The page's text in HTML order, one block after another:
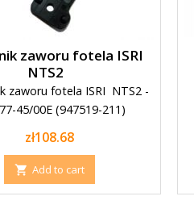
zaworu fotela ISRI
NTS2
zaworu fotela ISRI NTS2 -
45/00E (947519-211)
Price
zł108.68
 Add to cart